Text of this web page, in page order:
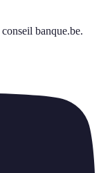
conseil banque.be.